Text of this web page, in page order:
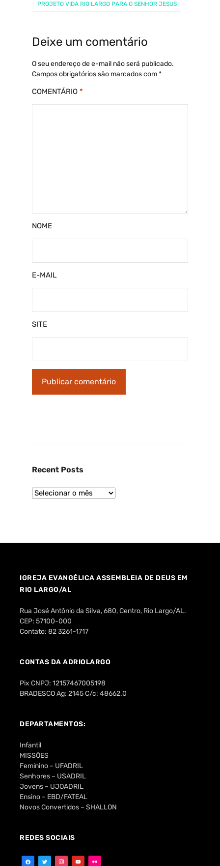
PROJETO VIDA RIO LARGO PARA O SENHOR JESUS
Deixe um comentário
O seu endereço de e-mail não será publicado.
Campos obrigatórios são marcados com*
COMENTÁRIO *
NOME
E-MAIL
SITE
Recent Posts
IGREJA EVANGÉLICA ASSEMBLEIA DE DEUS EM
RIO LARGO/AL
Rua José Antônio da Silva, 680, Centro, Rio Largo/AL.
CEP: 57100-000
Contato: 82 3261-1717
CONTAS DA ADRIOLARGO
Pix CNPJ: 12157467005198
BRADESCO Ag: 2145 C/c: 48662.0
DEPARTAMENTOS:
Infantil
MISSÕES
Feminino – UFADRIL
Senhores – USADRIL
Jovens – UJOADRIL
Ensino – EBD/FATEAL
Novos Convertidos – SHALLON
REDES SOCIAIS